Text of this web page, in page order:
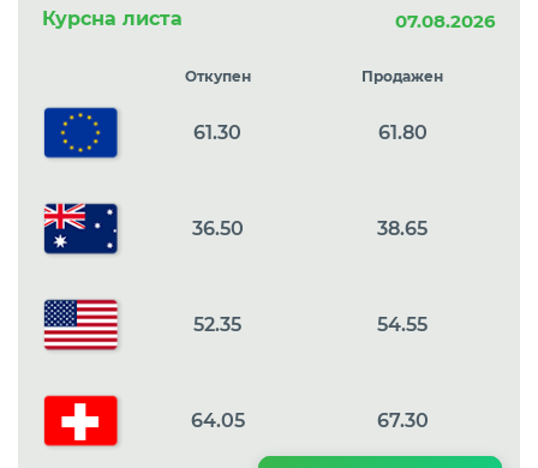
Курсна листа 07.08.2026
Откупен Продажен
61.30 61.80
36.50 38.65
52.35 54.55
64.05 67.30